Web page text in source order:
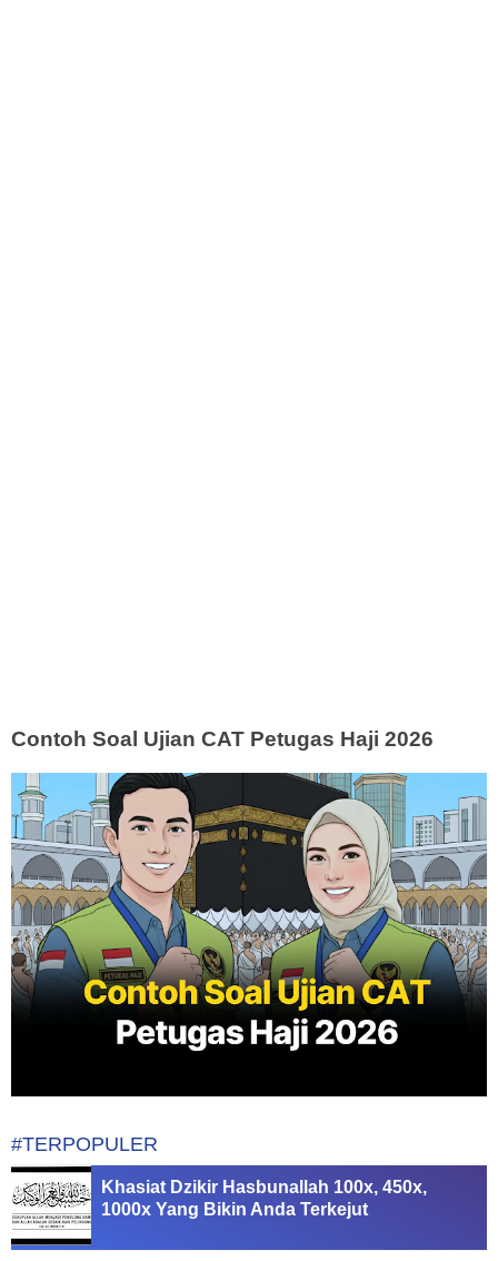
Contoh Soal Ujian CAT Petugas Haji 2026
#TERPOPULER
Khasiat Dzikir Hasbunallah 100x, 450x,
1000x Yang Bikin Anda Terkejut